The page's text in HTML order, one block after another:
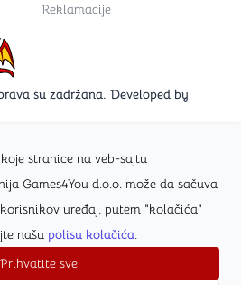
stranice na veb-sajtu
Games4You d.o.o. može da sačuva
uređaj, putem "kolačića"
našu polisu kolačića.
Prihvatite sve
su zadržana. Developed by
/Games4you.rs
@games4yours
Reklamacije